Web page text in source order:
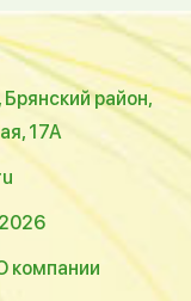
район,
17А
компании